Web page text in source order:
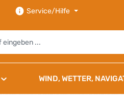
Service/Hilfe
WIND, WETTER,